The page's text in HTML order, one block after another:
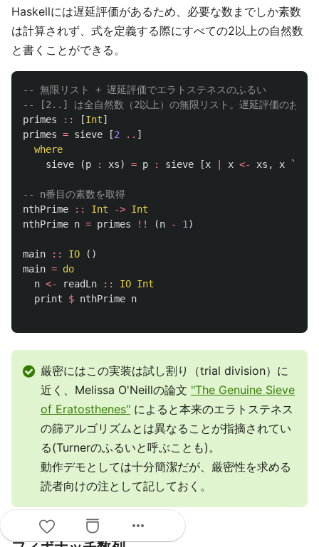
Haskellには遅延評価があるため、必要な数までしか素数
は計算されず、式を定義する際にすべての2以上の自然数
と書くことができる。
-- 無限リスト + 遅延評価でエラトステネスのふるい
-- [2..] は全自然数（2以上）の無限リスト。遅延評価のおかげ
primes
:: [Int]
primes = sieve [2 .. ]
where
sieve
(p : xs) = p : sieve [x x <- xs , x `
-- n番目の素数を取得
nthPrime
:: Int -> Int
nthPrime n = primes !! (n - 1 )
main :: IO
()
main = do
n <- readLn :: IO Int
print
$ nthPrime n
厳密にはこの実装は試し割り（trial division）に
近く、Melissa O'Neillの論文 "The Genuine Sieve
of Eratosthenes" によると本来のエラトステネス
の篩アルゴリズムとは異なることが指摘されてい
る(Turnerのふるいと呼ぶことも)。
動作デモとしては十分簡潔だが、厳密性を求める
読者向けの注として記しておく。
more_horiz